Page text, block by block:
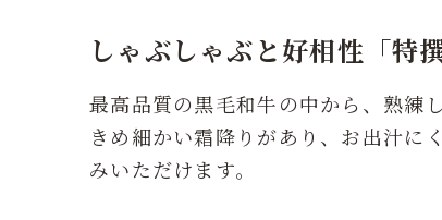
しゃぶしゃぶと好相性 「特
最高品質の黒毛和牛の中から、熟練
きめ細かい霜降りがあり、お出汁に
みいただけます。